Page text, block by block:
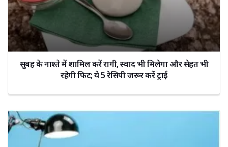
सुबह के नाश्ते में शामिल करें रागी, स्वाद भी मिलेगा और सेहत भी
रहेगी फिट; ये 5 रेसिपी जरूर करें ट्राई